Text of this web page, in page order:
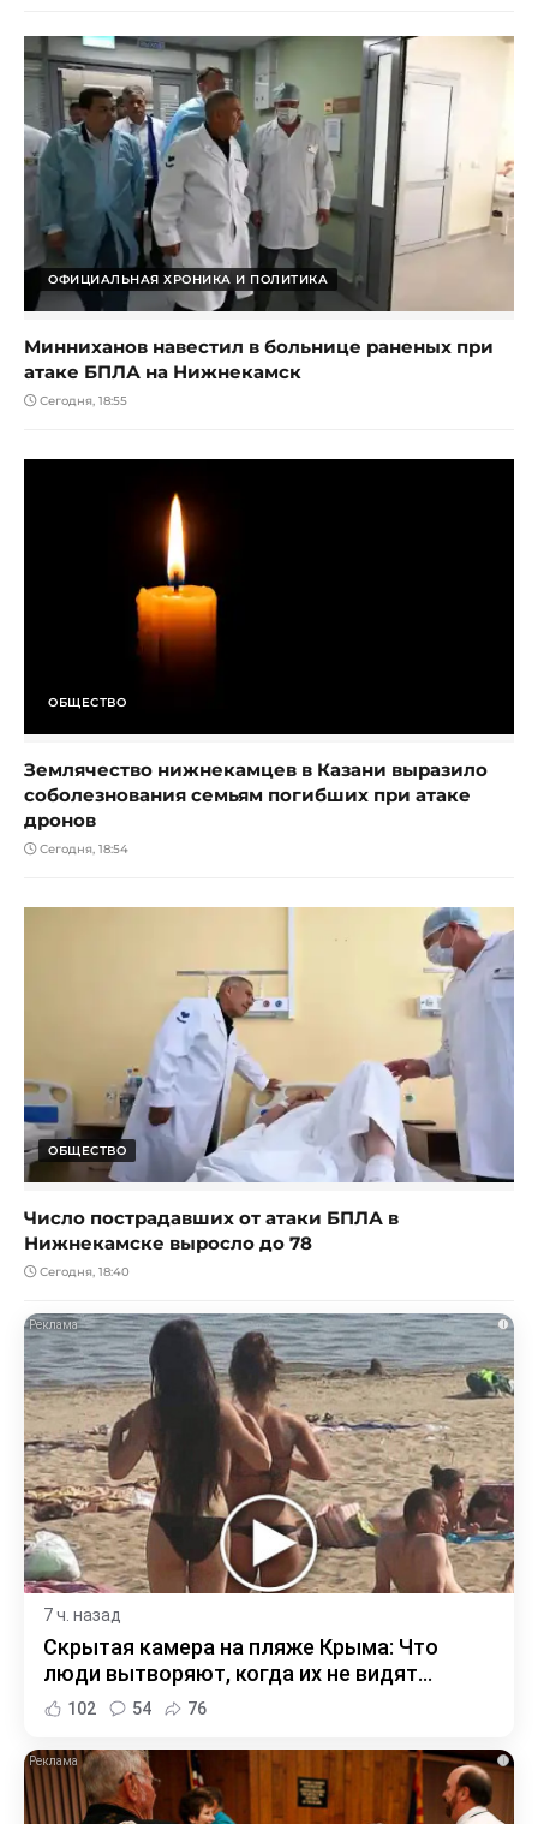
ОФИЦИАЛЬНАЯ ХРОНИКА И ПОЛИТИКА
Минниханов навестил в больнице раненых при
атаке БПЛА на Нижнекамск
Сегодня, 18:55
ОБЩЕСТВО
Землячество нижнекамцев в Казани выразило
соболезнования семьям погибших при атаке
дронов
Сегодня, 18:54
ОБЩЕСТВО
Число пострадавших от атаки БПЛА в
Нижнекамске выросло до 78
Сегодня, 18:40
i
7 ч. назад
Скрытая камера на пляже Крыма: Что
люди вытворяют, когда их не видят...
102 54 76
i